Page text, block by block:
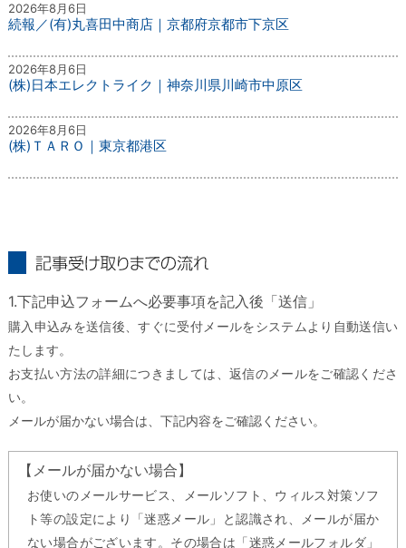
2026年8月6日
続報／(有)丸喜田中商店｜京都府京都市下京区
2026年8月6日
(株)日本エレクトライク｜神奈川県川崎市中原区
2026年8月6日
(株)ＴＡＲＯ｜東京都港区
1.下記申込フォームへ必要事項を記入後「送信」
購入申込みを送信後、すぐに受付メールをシステムより自動送信い
たします。
お支払い方法の詳細につきましては、返信のメールをご確認くださ
い。
メールが届かない場合は、下記内容をご確認ください。
【メールが届かない場合】
お使いのメールサービス、メールソフト、ウィルス対策ソフ
ト等の設定により「迷惑メール」と認識され、メールが届か
ない場合がございます。その場合は「迷惑メールフォルダ」